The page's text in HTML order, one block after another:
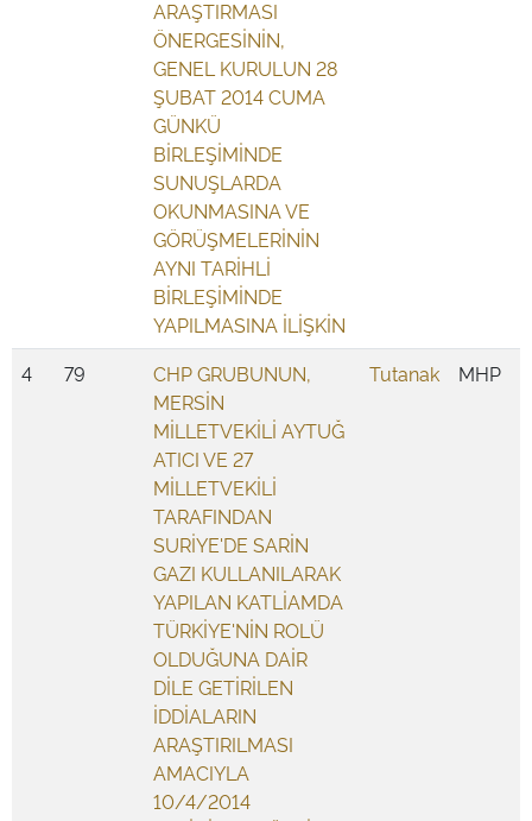
ARAŞTIRMASI
ÖNERGESİNİN,
GENEL KURULUN 28
ŞUBAT 2014 CUMA
GÜNKÜ
BİRLEŞİMİNDE
SUNUŞLARDA
OKUNMASINA VE
GÖRÜŞMELERİNİN
AYNI TARİHLİ
BİRLEŞİMİNDE
YAPILMASINA İLİŞKİN
4 79
CHP GRUBUNUN,
MERSİN
MİLLETVEKİLİ AYTUĞ
ATICI VE 27
MİLLETVEKİLİ
TARAFINDAN
SURİYE'DE SARİN
GAZI KULLANILARAK
YAPILAN KATLİAMDA
TÜRKİYE'NİN ROLÜ
OLDUĞUNA DAİR
DİLE GETİRİLEN
İDDİALARIN
ARAŞTIRILMASI
AMACIYLA
10/4/2014
Tutanak MHP